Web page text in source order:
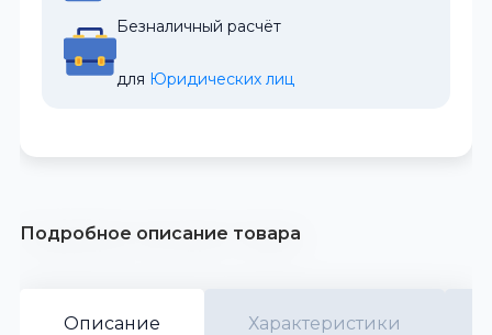
Безналичный расчёт
для Юридических лиц
Подробное описание товара
Описание Характеристики